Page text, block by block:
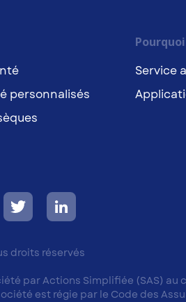
personnalisés
Pourquoi
Service
droits réservés
par Actions Simplifiée (SAS)
est régie par le Code des